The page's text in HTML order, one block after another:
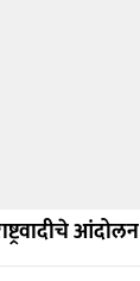
आंदोलन